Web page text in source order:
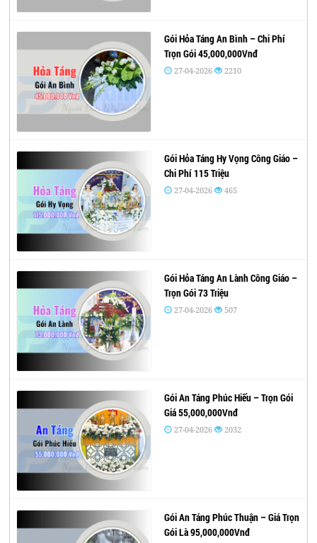
Gói Hỏa Táng An Bình – Chi Phí
Trọn Gói 45,000,000Vnđ
27-04-2026 2210
Gói Hỏa Táng Hy Vọng Công Giáo –
Chi Phí 115 Triệu
27-04-2026 465
Gói Hỏa Táng An Lành Công Giáo –
Trọn Gói 73 Triệu
27-04-2026 507
Gói An Táng Phúc Hiếu – Trọn Gói
Giá 55,000,000Vnđ
27-04-2026 2032
Gói An Táng Phúc Thuận – Giá Trọn
Gói Là 95,000,000Vnđ